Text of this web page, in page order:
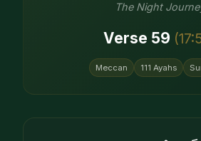
The Night
Verse 59 (17:
Meccan 111 Ayahs